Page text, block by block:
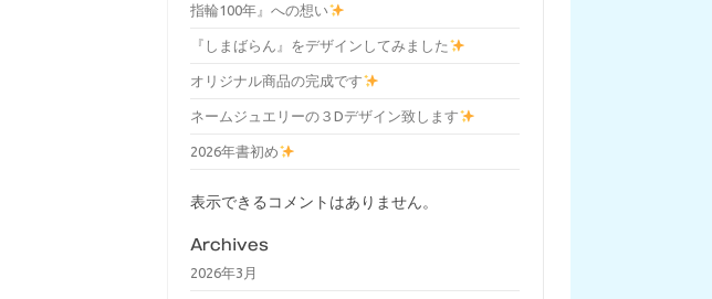
指輪100年』への想い
『しまばらん』をデザインしてみました
オリジナル商品の完成です
ネームジュエリーの３Dデザイン致します
2026年書初め
表示できるコメントはありません。
Archives
2026年3月